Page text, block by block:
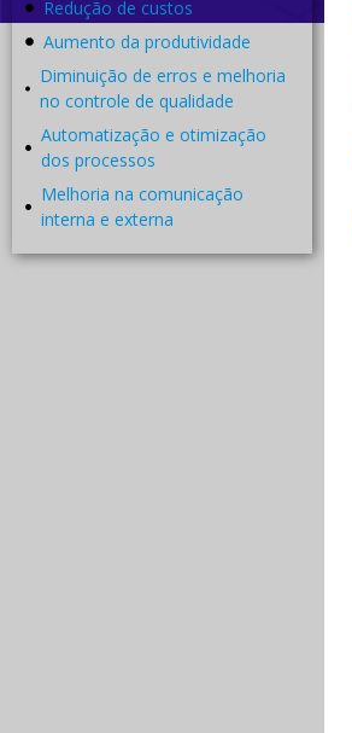
Redução de custos
Aumento da produtividade
Diminuição de erros e melhoria
no controle de qualidade
Automatização e otimização
dos processos
Melhoria na comunicação
interna e externa